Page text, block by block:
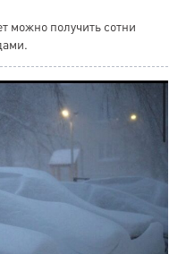
можно получить сотни